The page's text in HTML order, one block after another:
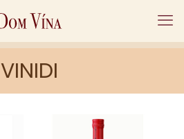
VINIDI